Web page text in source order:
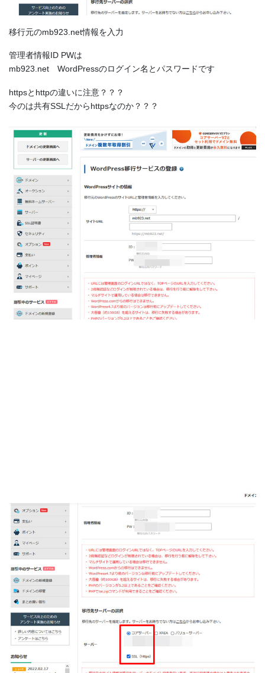
移行元のmb923.net情報を入力
管理者情報ID PWは
mb923.net WordPressのログイン名とパスワードです
httpsとhttpの違いに注意？？？
今のは共有SSLだからhttpsなのか？？？